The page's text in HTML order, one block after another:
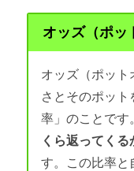
オッズ（ポッ
オッズ（ポット
さとそのポッ
率」のことです
くら返ってくる
す。この比率と